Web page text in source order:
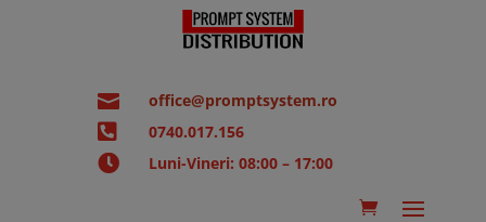
 office@promptsystem.ro
 0740.017.156
 Luni-Vineri: 08:00 – 17:00